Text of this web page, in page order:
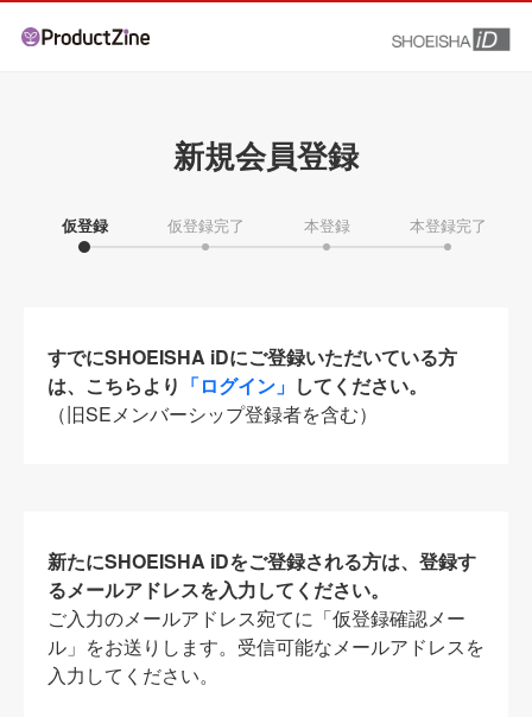
新規会員登録
仮登録 仮登録完了 本登録 本登録完了
すでにSHOEISHA iDにご登録いただいている方
は、こちらより 「ログイン」 してください。
（旧SEメンバーシップ登録者を含む）
新たにSHOEISHA iDをご登録される方は、登録す
るメールアドレスを入力してください。
ご入力のメールアドレス宛てに「仮登録確認メー
ル」をお送りします。受信可能なメールアドレスを
入力してください。